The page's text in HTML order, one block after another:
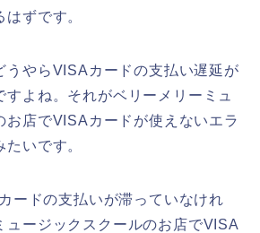
ずです。
うやらVISAカードの支払い遅延が
すよね。それがベリーメリーミュ
お店でVISAカードが使えないエラ
いです。
ードの支払いが滞っていなけれ
ュージックスクールのお店でVISA